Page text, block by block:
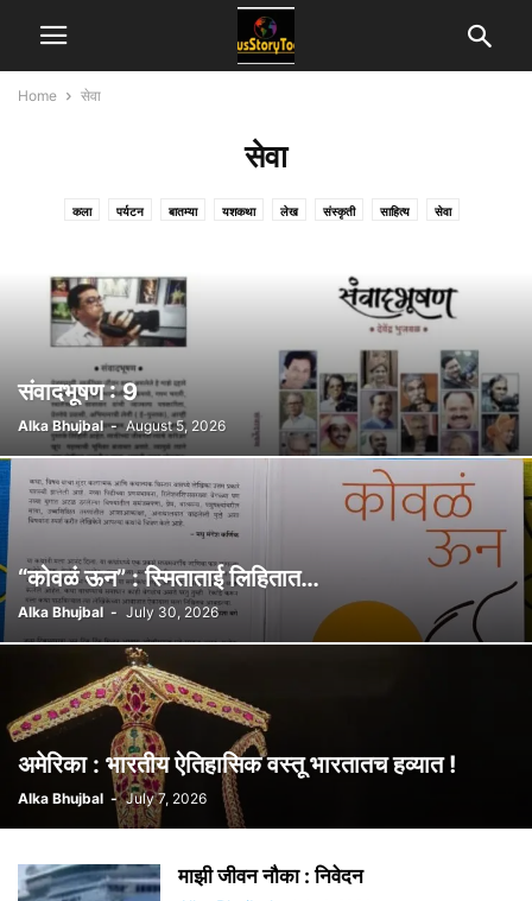
Home सेवा
सेवा
कला पर्यटन बातम्या यशकथा लेख संस्कृती साहित्य सेवा
संवादभूषण : 9
Alka Bhujbal - August 5, 2026
“कोवळं ऊन” : स्मिताताई लिहितात…
Alka Bhujbal - July 30, 2026
अमेरिका : भारतीय ऐतिहासिक वस्तू भारतातच हव्यात !
Alka Bhujbal - July 7, 2026
माझी जीवन नौका : निवेदन